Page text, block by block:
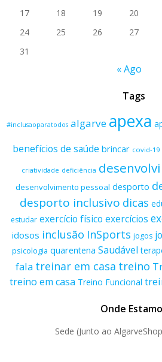
17
18 19 20
24
25 26 27
31
« Ago
Tags
#inclusaoparatodos algarve apexa
benefícios de saúde brincar covid-19
criatividade deficiência
desenvolvimento pessoal desporto
desporto inclusivo dicas
estudar exercício físico exercícios
idosos inclusão InSports jogos
psicologia quarentena Saudável
fala treinar em casa treino
treino em casa Treino Funcional
Onde
Sede (Junto ao